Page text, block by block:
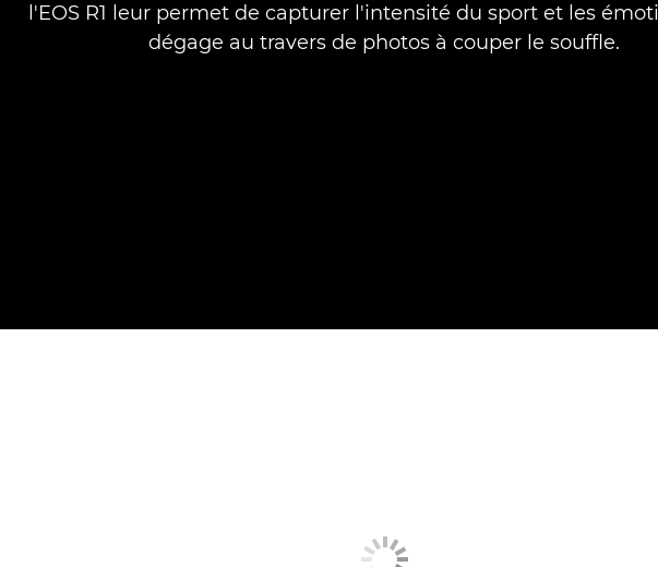
l'EOS R1 leur permet de capturer l'intensité du sport et les
dégage au travers de photos à couper le souffle.